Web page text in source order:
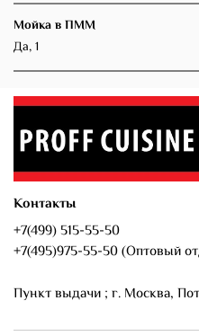
Мойка в ПММ
Да, 1
Контакты
+7(499) 515-55-50
+7(495)975-55-50 (Оптовый
Пункт выдачи ; г. Москва,